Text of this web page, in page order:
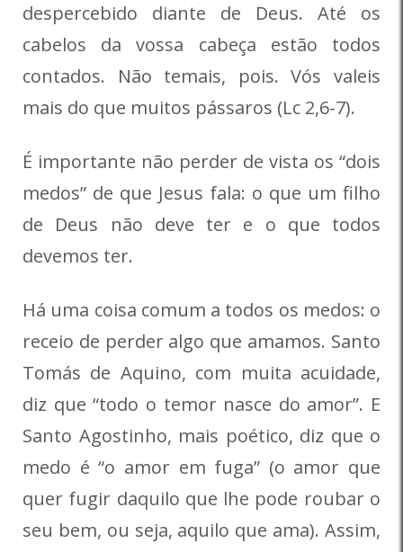
despercebido diante de Deus. Até os
cabelos da vossa cabeça estão todos
contados. Não temais, pois. Vós valeis
mais do que muitos pássaros (Lc 2,6-7).
É importante não perder de vista os “dois
medos” de que Jesus fala: o que um filho
de Deus não deve ter e o que todos
devemos ter.
Há uma coisa comum a todos os medos: o
receio de perder algo que amamos. Santo
Tomás de Aquino, com muita acuidade,
diz que “todo o temor nasce do amor”. E
Santo Agostinho, mais poético, diz que o
medo é “o amor em fuga” (o amor que
quer fugir daquilo que lhe pode roubar o
seu bem, ou seja, aquilo que ama). Assim,